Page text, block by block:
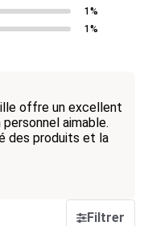
1%
1%
offre un excellent
aimable.
des produits et la
Filtrer